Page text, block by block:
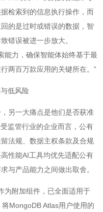
检索到的信息执行操作，而
的是过时或错误的数据，智
错误被进一步放大。
能力，确保智能体始终基于最
两百万款应用的关键所在。”
低风险
另一大痛点是他们是否获准
监管行业的企业而言，公有
法规、数据主权条款及合规
性能AI工具均优先适配公有
与产品能力之间做出取舍。
为附加组件，已全面适用于
MongoDB Atlas用户使用的